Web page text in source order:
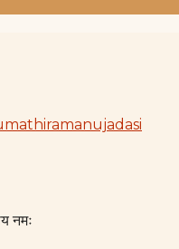
नमः